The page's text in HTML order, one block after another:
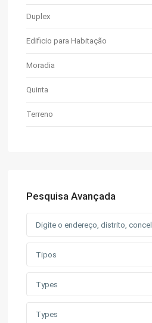
Duplex
Edificio para Habitação
Moradia
Quinta
Terreno
Pesquisa Avançada
Tipos
Types
Types